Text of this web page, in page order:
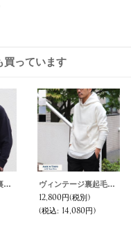
買っています
30/7ヴィンテージ裏毛 ハーフZIP スウェット【MADE IN TOKYO】『東京製』/ Upscape Audience ヴィンテージ裏起毛プルオーバーフードL/Sスウェット【MADE IN TOKYO】『東京製』/ Upscape Audience
12,800円(税別)
(税込: 14,080円)